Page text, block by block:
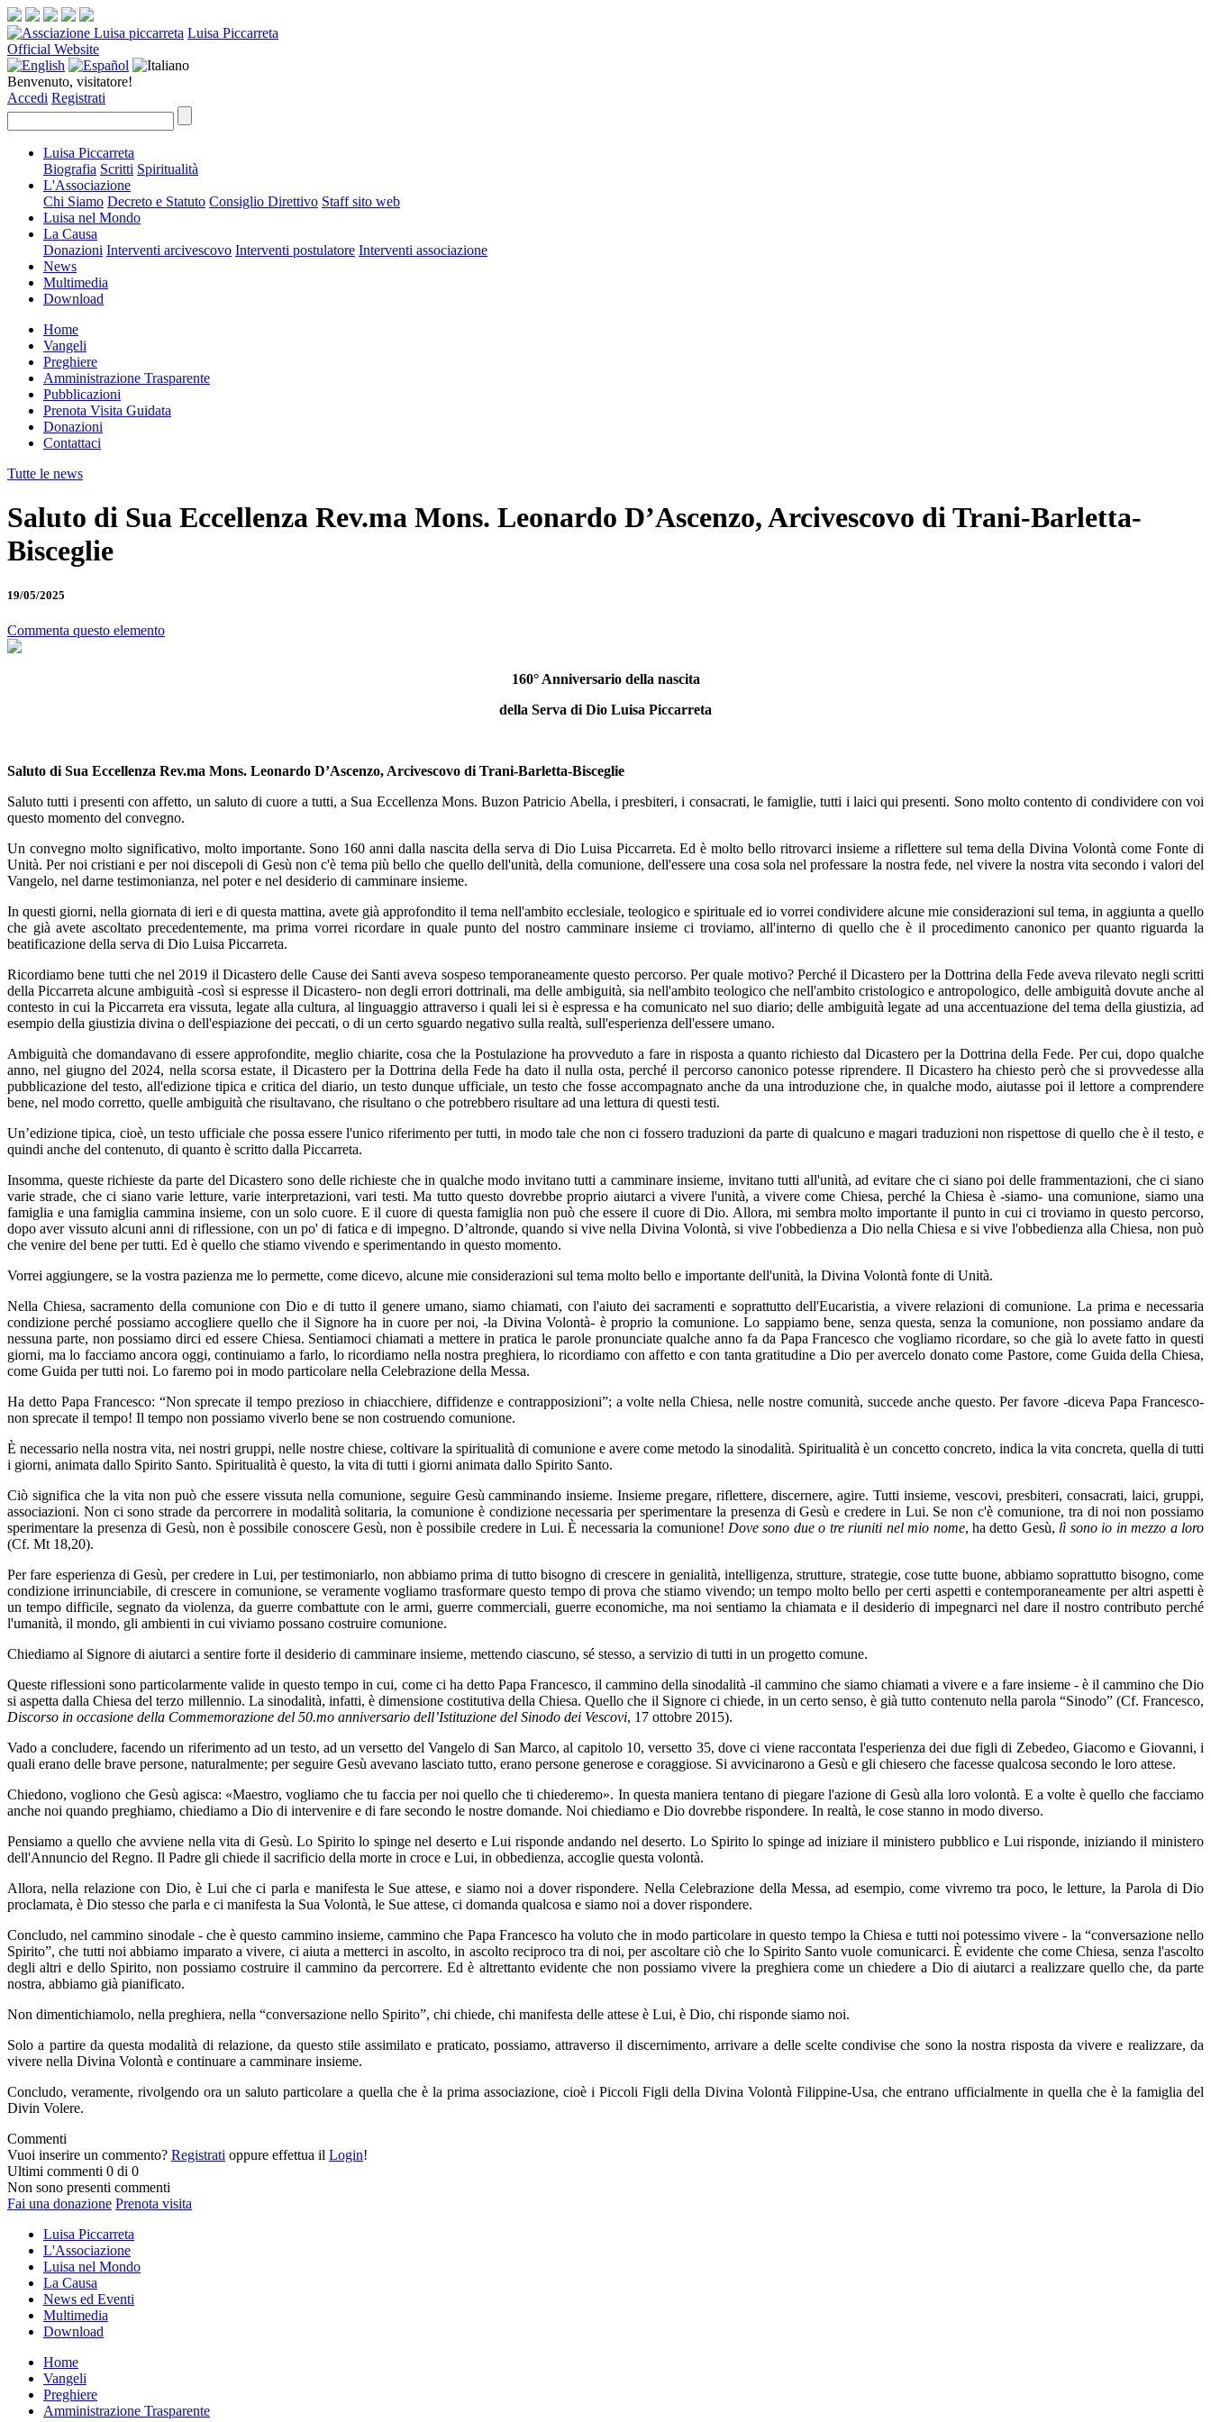
Luisa Piccarreta
Official Website
Benvenuto, visitatore!
Accedi Registrati
Luisa Piccarreta
Biografia Scritti Spiritualità
L'Associazione
Chi Siamo Decreto e Statuto Consiglio Direttivo Staff sito web
Luisa nel Mondo
La Causa
Donazioni Interventi arcivescovo Interventi postulatore Interventi associazione
News
Multimedia
Download
Home
Vangeli
Preghiere
Amministrazione Trasparente
Pubblicazioni
Prenota Visita Guidata
Donazioni
Contattaci
Tutte le news
Saluto di Sua Eccellenza Rev.ma Mons. Leonardo D’Ascenzo, Arcivescovo di Trani-Barletta-
Bisceglie
19/05/2025
Commenta questo elemento
160° Anniversario della nascita
della Serva di Dio Luisa Piccarreta
Saluto di Sua Eccellenza Rev.ma Mons. Leonardo D’Ascenzo, Arcivescovo di Trani-Barletta-Bisceglie
Saluto tutti i presenti con affetto, un saluto di cuore a tutti, a Sua Eccellenza Mons. Buzon Patricio Abella, i presbiteri, i consacrati, le famiglie, tutti i laici qui presenti. Sono molto contento di condividere con voi
questo momento del convegno.
Un convegno molto significativo, molto importante. Sono 160 anni dalla nascita della serva di Dio Luisa Piccarreta. Ed è molto bello ritrovarci insieme a riflettere sul tema della Divina Volontà come Fonte di
Unità. Per noi cristiani e per noi discepoli di Gesù non c'è tema più bello che quello dell'unità, della comunione, dell'essere una cosa sola nel professare la nostra fede, nel vivere la nostra vita secondo i valori del
Vangelo, nel darne testimonianza, nel poter e nel desiderio di camminare insieme.
In questi giorni, nella giornata di ieri e di questa mattina, avete già approfondito il tema nell'ambito ecclesiale, teologico e spirituale ed io vorrei condividere alcune mie considerazioni sul tema, in aggiunta a quello
che già avete ascoltato precedentemente, ma prima vorrei ricordare in quale punto del nostro camminare insieme ci troviamo, all'interno di quello che è il procedimento canonico per quanto riguarda la
beatificazione della serva di Dio Luisa Piccarreta.
Ricordiamo bene tutti che nel 2019 il Dicastero delle Cause dei Santi aveva sospeso temporaneamente questo percorso. Per quale motivo? Perché il Dicastero per la Dottrina della Fede aveva rilevato negli scritti
della Piccarreta alcune ambiguità -così si espresse il Dicastero- non degli errori dottrinali, ma delle ambiguità, sia nell'ambito teologico che nell'ambito cristologico e antropologico, delle ambiguità dovute anche al
contesto in cui la Piccarreta era vissuta, legate alla cultura, al linguaggio attraverso i quali lei si è espressa e ha comunicato nel suo diario; delle ambiguità legate ad una accentuazione del tema della giustizia, ad
esempio della giustizia divina o dell'espiazione dei peccati, o di un certo sguardo negativo sulla realtà, sull'esperienza dell'essere umano.
Ambiguità che domandavano di essere approfondite, meglio chiarite, cosa che la Postulazione ha provveduto a fare in risposta a quanto richiesto dal Dicastero per la Dottrina della Fede. Per cui, dopo qualche
anno, nel giugno del 2024, nella scorsa estate, il Dicastero per la Dottrina della Fede ha dato il nulla osta, perché il percorso canonico potesse riprendere. Il Dicastero ha chiesto però che si provvedesse alla
pubblicazione del testo, all'edizione tipica e critica del diario, un testo dunque ufficiale, un testo che fosse accompagnato anche da una introduzione che, in qualche modo, aiutasse poi il lettore a comprendere
bene, nel modo corretto, quelle ambiguità che risultavano, che risultano o che potrebbero risultare ad una lettura di questi testi.
Un’edizione tipica, cioè, un testo ufficiale che possa essere l'unico riferimento per tutti, in modo tale che non ci fossero traduzioni da parte di qualcuno e magari traduzioni non rispettose di quello che è il testo, e
quindi anche del contenuto, di quanto è scritto dalla Piccarreta.
Insomma, queste richieste da parte del Dicastero sono delle richieste che in qualche modo invitano tutti a camminare insieme, invitano tutti all'unità, ad evitare che ci siano poi delle frammentazioni, che ci siano
varie strade, che ci siano varie letture, varie interpretazioni, vari testi. Ma tutto questo dovrebbe proprio aiutarci a vivere l'unità, a vivere come Chiesa, perché la Chiesa è -siamo- una comunione, siamo una
famiglia e una famiglia cammina insieme, con un solo cuore. E il cuore di questa famiglia non può che essere il cuore di Dio. Allora, mi sembra molto importante il punto in cui ci troviamo in questo percorso,
dopo aver vissuto alcuni anni di riflessione, con un po' di fatica e di impegno. D’altronde, quando si vive nella Divina Volontà, si vive l'obbedienza a Dio nella Chiesa e si vive l'obbedienza alla Chiesa, non può
che venire del bene per tutti. Ed è quello che stiamo vivendo e sperimentando in questo momento.
Vorrei aggiungere, se la vostra pazienza me lo permette, come dicevo, alcune mie considerazioni sul tema molto bello e importante dell'unità, la Divina Volontà fonte di Unità.
Nella Chiesa, sacramento della comunione con Dio e di tutto il genere umano, siamo chiamati, con l'aiuto dei sacramenti e soprattutto dell'Eucaristia, a vivere relazioni di comunione. La prima e necessaria
condizione perché possiamo accogliere quello che il Signore ha in cuore per noi, -la Divina Volontà- è proprio la comunione. Lo sappiamo bene, senza questa, senza la comunione, non possiamo andare da
nessuna parte, non possiamo dirci ed essere Chiesa. Sentiamoci chiamati a mettere in pratica le parole pronunciate qualche anno fa da Papa Francesco che vogliamo ricordare, so che già lo avete fatto in questi
giorni, ma lo facciamo ancora oggi, continuiamo a farlo, lo ricordiamo nella nostra preghiera, lo ricordiamo con affetto e con tanta gratitudine a Dio per avercelo donato come Pastore, come Guida della Chiesa,
come Guida per tutti noi. Lo faremo poi in modo particolare nella Celebrazione della Messa.
Ha detto Papa Francesco: “Non sprecate il tempo prezioso in chiacchiere, diffidenze e contrapposizioni”; a volte nella Chiesa, nelle nostre comunità, succede anche questo. Per favore -diceva Papa Francesco-
non sprecate il tempo! Il tempo non possiamo viverlo bene se non costruendo comunione.
È necessario nella nostra vita, nei nostri gruppi, nelle nostre chiese, coltivare la spiritualità di comunione e avere come metodo la sinodalità. Spiritualità è un concetto concreto, indica la vita concreta, quella di tutti
i giorni, animata dallo Spirito Santo. Spiritualità è questo, la vita di tutti i giorni animata dallo Spirito Santo.
Ciò significa che la vita non può che essere vissuta nella comunione, seguire Gesù camminando insieme. Insieme pregare, riflettere, discernere, agire. Tutti insieme, vescovi, presbiteri, consacrati, laici, gruppi,
associazioni. Non ci sono strade da percorrere in modalità solitaria, la comunione è condizione necessaria per sperimentare la presenza di Gesù e credere in Lui. Se non c'è comunione, tra di noi non possiamo
sperimentare la presenza di Gesù, non è possibile conoscere Gesù, non è possibile credere in Lui. È necessaria la comunione! Dove sono due o tre riuniti nel mio nome, ha detto Gesù, lì sono io in mezzo a loro
(Cf. Mt 18,20).
Per fare esperienza di Gesù, per credere in Lui, per testimoniarlo, non abbiamo prima di tutto bisogno di crescere in genialità, intelligenza, strutture, strategie, cose tutte buone, abbiamo soprattutto bisogno, come
condizione irrinunciabile, di crescere in comunione, se veramente vogliamo trasformare questo tempo di prova che stiamo vivendo; un tempo molto bello per certi aspetti e contemporaneamente per altri aspetti è
un tempo difficile, segnato da violenza, da guerre combattute con le armi, guerre commerciali, guerre economiche, ma noi sentiamo la chiamata e il desiderio di impegnarci nel dare il nostro contributo perché
l'umanità, il mondo, gli ambienti in cui viviamo possano costruire comunione.
Chiediamo al Signore di aiutarci a sentire forte il desiderio di camminare insieme, mettendo ciascuno, sé stesso, a servizio di tutti in un progetto comune.
Queste riflessioni sono particolarmente valide in questo tempo in cui, come ci ha detto Papa Francesco, il cammino della sinodalità -il cammino che siamo chiamati a vivere e a fare insieme - è il cammino che Dio
si aspetta dalla Chiesa del terzo millennio. La sinodalità, infatti, è dimensione costitutiva della Chiesa. Quello che il Signore ci chiede, in un certo senso, è già tutto contenuto nella parola “Sinodo” (Cf. Francesco,
Discorso in occasione della Commemorazione del 50.mo anniversario dell’Istituzione del Sinodo dei Vescovi, 17 ottobre 2015).
Vado a concludere, facendo un riferimento ad un testo, ad un versetto del Vangelo di San Marco, al capitolo 10, versetto 35, dove ci viene raccontata l'esperienza dei due figli di Zebedeo, Giacomo e Giovanni, i
quali erano delle brave persone, naturalmente; per seguire Gesù avevano lasciato tutto, erano persone generose e coraggiose. Si avvicinarono a Gesù e gli chiesero che facesse qualcosa secondo le loro attese.
Chiedono, vogliono che Gesù agisca: «Maestro, vogliamo che tu faccia per noi quello che ti chiederemo». In questa maniera tentano di piegare l'azione di Gesù alla loro volontà. E a volte è quello che facciamo
anche noi quando preghiamo, chiediamo a Dio di intervenire e di fare secondo le nostre domande. Noi chiediamo e Dio dovrebbe rispondere. In realtà, le cose stanno in modo diverso.
Pensiamo a quello che avviene nella vita di Gesù. Lo Spirito lo spinge nel deserto e Lui risponde andando nel deserto. Lo Spirito lo spinge ad iniziare il ministero pubblico e Lui risponde, iniziando il ministero
dell'Annuncio del Regno. Il Padre gli chiede il sacrificio della morte in croce e Lui, in obbedienza, accoglie questa volontà.
Allora, nella relazione con Dio, è Lui che ci parla e manifesta le Sue attese, e siamo noi a dover rispondere. Nella Celebrazione della Messa, ad esempio, come vivremo tra poco, le letture, la Parola di Dio
proclamata, è Dio stesso che parla e ci manifesta la Sua Volontà, le Sue attese, ci domanda qualcosa e siamo noi a dover rispondere.
Concludo, nel cammino sinodale - che è questo cammino insieme, cammino che Papa Francesco ha voluto che in modo particolare in questo tempo la Chiesa e tutti noi potessimo vivere - la “conversazione nello
Spirito”, che tutti noi abbiamo imparato a vivere, ci aiuta a metterci in ascolto, in ascolto reciproco tra di noi, per ascoltare ciò che lo Spirito Santo vuole comunicarci. È evidente che come Chiesa, senza l'ascolto
degli altri e dello Spirito, non possiamo costruire il cammino da percorrere. Ed è altrettanto evidente che non possiamo vivere la preghiera come un chiedere a Dio di aiutarci a realizzare quello che, da parte
nostra, abbiamo già pianificato.
Non dimentichiamolo, nella preghiera, nella “conversazione nello Spirito”, chi chiede, chi manifesta delle attese è Lui, è Dio, chi risponde siamo noi.
Solo a partire da questa modalità di relazione, da questo stile assimilato e praticato, possiamo, attraverso il discernimento, arrivare a delle scelte condivise che sono la nostra risposta da vivere e realizzare, da
vivere nella Divina Volontà e continuare a camminare insieme.
Concludo, veramente, rivolgendo ora un saluto particolare a quella che è la prima associazione, cioè i Piccoli Figli della Divina Volontà Filippine-Usa, che entrano ufficialmente in quella che è la famiglia del
Divin Volere.
Commenti
Vuoi inserire un commento? Registrati oppure effettua il Login!
Ultimi commenti 0 di 0
Non sono presenti commenti
Fai una donazione Prenota visita
Luisa Piccarreta
L'Associazione
Luisa nel Mondo
La Causa
News ed Eventi
Multimedia
Download
Home
Vangeli
Preghiere
Amministrazione Trasparente